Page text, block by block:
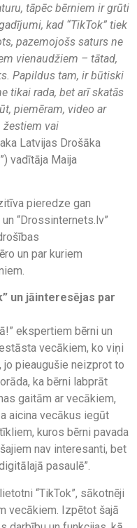
tāpēc bērniem ir grūti
kad “TikTok” tiek
pazemojošs saturs ne
vienaudžiem – tātad,
Papildus tam, ir būtiski
tikai rada, bet arī skatās
piemēram, video ar
žestiem vai
Latvijas Drošāka
vadītāja Maija
pieredze gan
“Drossinternets.lv”
un par kuriem
un jāinteresējas par
ekspertiem bērni un
vecākiem, ko viņi
pieaugušie neizprot to
ka bērni labprāt
gaitām ar vecākiem,
aicina vecākus iegūt
kuros bērni pavada
nav interesanti, bet
pasaulē”.
“TikTok”, sākotnēji
vecākiem. Izpētot šajā